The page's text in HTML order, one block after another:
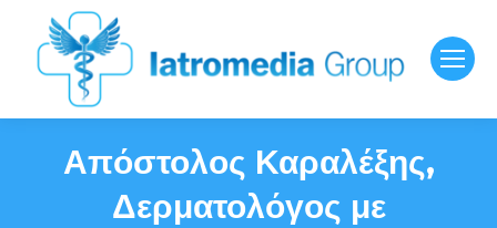
Απόστολος Καραλέξης,
Δερματολόγος με